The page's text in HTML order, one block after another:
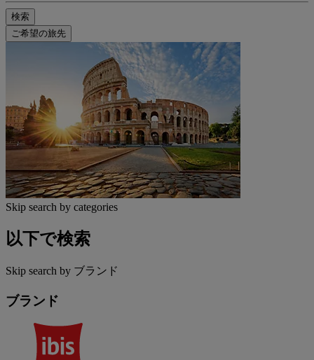
検索
ご希望の旅先
Skip search by categories
以下で検索
Skip search by ブランド
ブランド